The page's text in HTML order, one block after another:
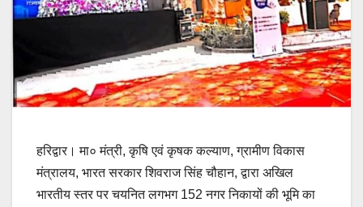
हरिद्वार। मा० मंत्री, कृषि एवं कृषक कल्याण, ग्रामीण विकास
मंत्रालय, भारत सरकार शिवराज सिंह चौहान, द्वारा अखिल
भारतीय स्तर पर चयनित लगभग 152 नगर निकायों की भूमि का